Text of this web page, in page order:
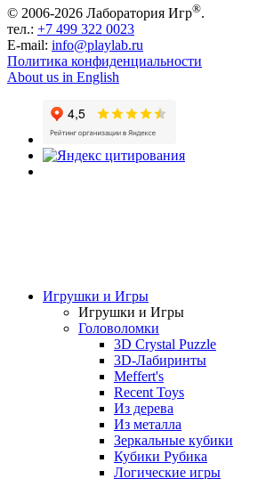
© 2006-2026 Лаборатория Игр®.
тел.: +7 499 322 0023
E-mail: info@playlab.ru
Политика конфиденциальности
About us in English
Игрушки и Игры
Игрушки и Игры
Головоломки
3D Crystal Puzzle
3D-Лабиринты
Meffert's
Recent Toys
Из дерева
Из металла
Зеркальные кубики
Кубики Рубика
Логические игры